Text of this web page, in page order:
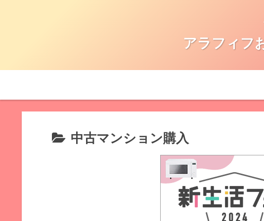
アラフィフ
中古マンション購入